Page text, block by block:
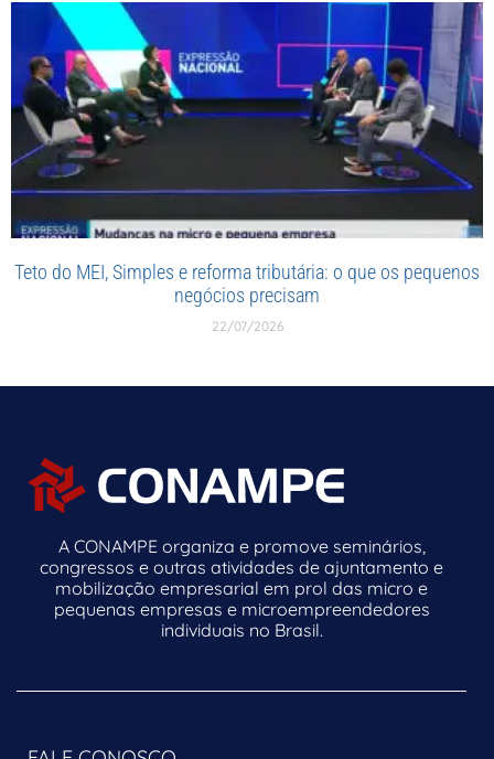
Teto do MEI, Simples e reforma tributária: o que os pequenos
negócios precisam
22/07/2026
A CONAMPE organiza e promove seminários,
congressos e outras atividades de ajuntamento e
mobilização empresarial em prol das micro e
pequenas empresas e microempreendedores
individuais no Brasil.